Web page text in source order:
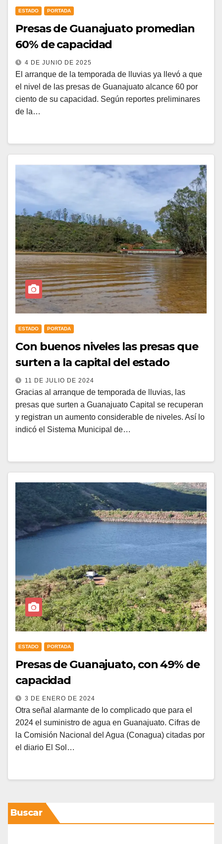
ESTADO PORTADA
Presas de Guanajuato promedian
60% de capacidad
4 DE JUNIO DE 2025
El arranque de la temporada de lluvias ya llevó a que
el nivel de las presas de Guanajuato alcance 60 por
ciento de su capacidad. Según reportes preliminares
de la…
ESTADO PORTADA
Con buenos niveles las presas que
surten a la capital del estado
11 DE JULIO DE 2024
Gracias al arranque de temporada de lluvias, las
presas que surten a Guanajuato Capital se recuperan
y registran un aumento considerable de niveles. Así lo
indicó el Sistema Municipal de…
ESTADO PORTADA
Presas de Guanajuato, con 49% de
capacidad
3 DE ENERO DE 2024
Otra señal alarmante de lo complicado que para el
2024 el suministro de agua en Guanajuato. Cifras de
la Comisión Nacional del Agua (Conagua) citadas por
el diario El Sol…
Buscar